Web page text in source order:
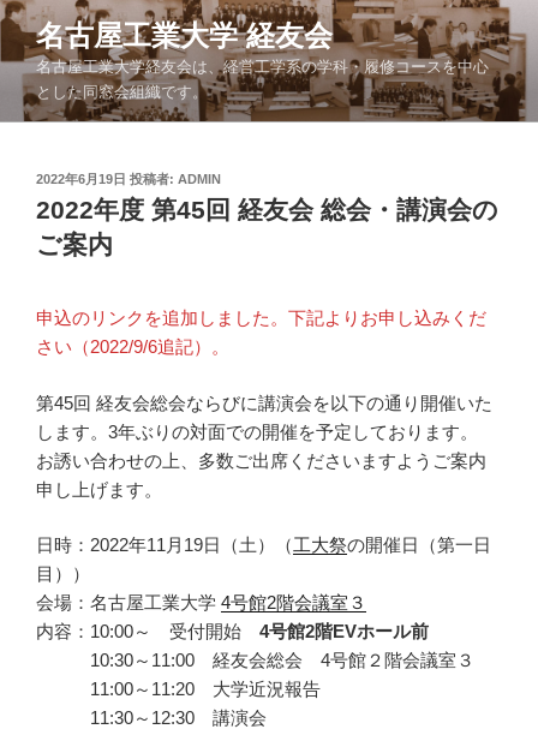
コ
ツ
名古屋工業大学 経友会
名古屋工業大学経友会は、経営工学系の学科・履修コースを中心
とした同窓会組織です。
投
稿
日:
2022年6月19日 投稿者: ADMIN
2022年度 第45回 経友会 総会・講演会の
ご案内
申込のリンクを追加しました。下記よりお申し込みくだ
さい（2022/9/6追記）。
第45回 経友会総会ならびに講演会を以下の通り開催いた
します。3年ぶりの対面での開催を予定しております。
お誘い合わせの上、多数ご出席くださいますようご案内
申し上げます。
日時：2022年11月19日（土）（工大祭の開催日（第一日
目））
会場：名古屋工業大学 4号館2階会議室３
内容：10:00～ 受付開始 4号館2階EVホール前
10:30～11:00 経友会総会 4号館２階会議室３
11:00～11:20 大学近況報告
11:30～12:30 講演会